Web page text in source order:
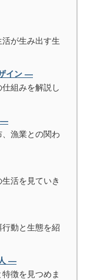
が生み出す生
イン ―
組みを解説し
―
漁業との関わ
活を見ていき
動と生態を紹
―
徴を見つめま